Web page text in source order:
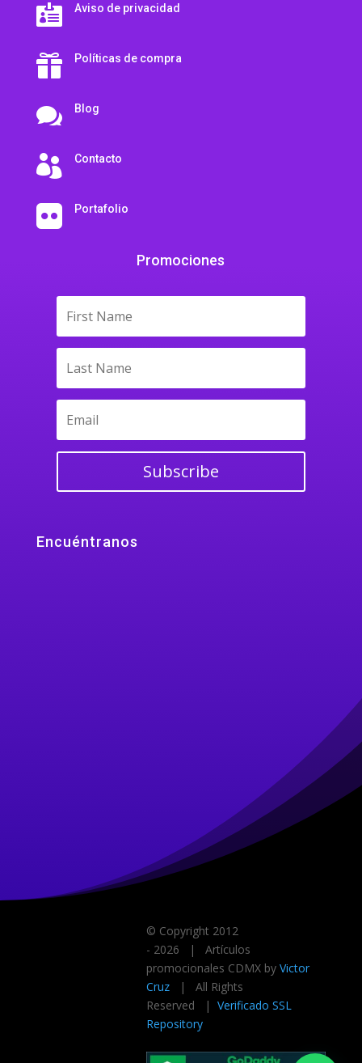
 Aviso de privacidad
 Políticas de compra
 Blog
 Contacto
 Portafolio
Promociones
Subscribe
Encuéntranos
© Copyright 2012
- 2026 | Artículos
promocionales CDMX by Victor
Cruz| All Rights
Reserved | Verificado SSL
Repository